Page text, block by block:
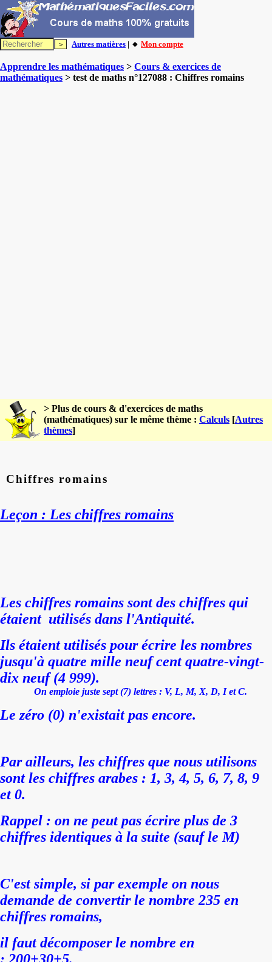
Autres matières | 🔸 Mon compte
Apprendre les mathématiques > Cours & exercices de
mathématiques > test de maths n°127088 : Chiffres romains
> Plus de cours & d'exercices de maths
(mathématiques) sur le même thème : Calculs [Autres
thèmes]
Chiffres romains
Leçon : Les chiffres romains
Les chiffres romains sont des chiffres qui
étaient utilisés dans l'Antiquité.
Ils étaient utilisés pourécrire les nombres
jusqu'à quatre mille neuf cent quatre-vingt-
dix neuf (4 999).
On emploie juste sept (7) lettres : V, L, M, X, D, I et C.
Le zéro (0) n'existait pas encore.
Par ailleurs, les chiffres que nous utilisons
sont les chiffres arabes : 1, 3, 4, 5, 6, 7, 8, 9
et 0.
Rappel : on ne peut pas écrire plus de 3
chiffres identiques à la suite (sauf le M)
C'est simple, si par exemple on nous
demande de convertir le nombre 235 en
chiffres romains,
il faut décomposer le nombre en